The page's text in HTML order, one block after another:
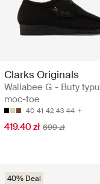
Clarks Originals
Wallabee G - Buty typu
moc-toe
40 41 42 43 44
419.40 zł 699 zł
40% Deal